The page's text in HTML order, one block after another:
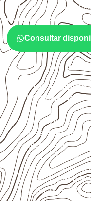
Antes da cotação,
exposição e o
Consultar
Critérios técnicos
Escolha a
montagem e
Organize o plano
dimensões
necessário.
Considere
qualquer corte ou
Evite contato
acumulada e